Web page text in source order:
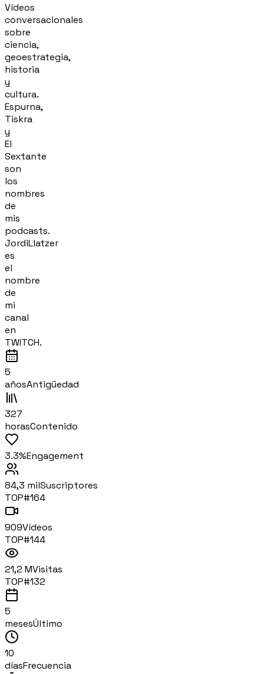
Vídeos
conversacionales
sobre
ciencia,
geoestrategia,
historia
y
cultura.
Espurna,
Tiskra
y
El
Sextante
son
los
nombres
de
mis
podcasts.
JordiLlatzer
es
el
nombre
de
mi
canal
en
TWITCH.
5
añosAntigüedad
327
horasContenido
3.3%Engagement
84,3 milSuscriptores
TOP#164
909Vídeos
TOP#144
21,2 MVisitas
TOP#132
5
mesesÚltimo
10
díasFrecuencia